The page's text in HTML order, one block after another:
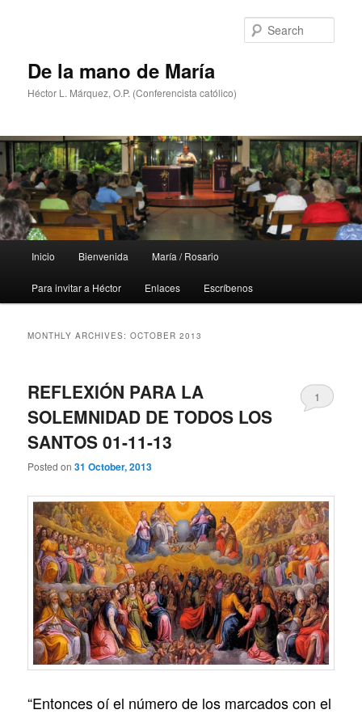
De la mano de María
Héctor L. Márquez, O.P. (Conferencista católico)
Inicio Bienvenida María / Rosario
Para invitar a Héctor Enlaces Escríbenos
MONTHLY ARCHIVES:OCTOBER 2013
REFLEXIÓN PARA LA
SOLEMNIDAD DE TODOS LOS
SANTOS 01-11-13
Posted on31 October, 2013
1
“Entonces oí el número de los marcados con el